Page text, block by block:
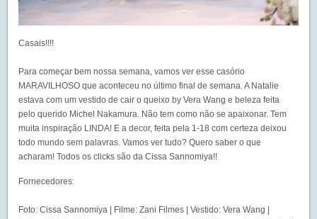
Casais!!!!
Para começar bem nossa semana, vamos ver esse casório
MARAVILHOSO que aconteceu no último final de semana. A Natalie
estava com um vestido de cair o queixo by Vera Wang e beleza feita
pelo querido Michel Nakamura. Não tem como não se apaixonar. Tem
muita inspiração LINDA! E a decor, feita pela 1-18 com certeza deixou
todo mundo sem palavras. Vamos ver tudo? Quero saber o que
acharam! Todos os clicks são da Cissa Sannomiya!!
Fornecedores:
Foto: Cissa Sannomiya | Filme: Zani Filmes | Vestido: Vera Wang |